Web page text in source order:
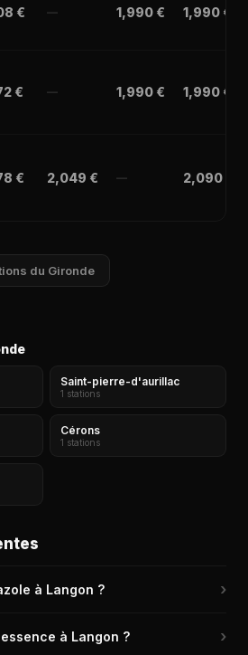
€ — 1,990 € 1,990 €
€ — 1,990 € 1,990 €
€ 2,049 € — 2,090 €
du Gironde
Saint-pierre-d'aurillac
1 stations
Cérons
1 stations
à Langon ? ›
chère de Langon est
à Langon ? ›